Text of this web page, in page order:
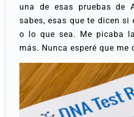
una de esas pruebas de
sabes, esas que te dicen si
o lo que sea. Me picaba
más. Nunca esperé que me